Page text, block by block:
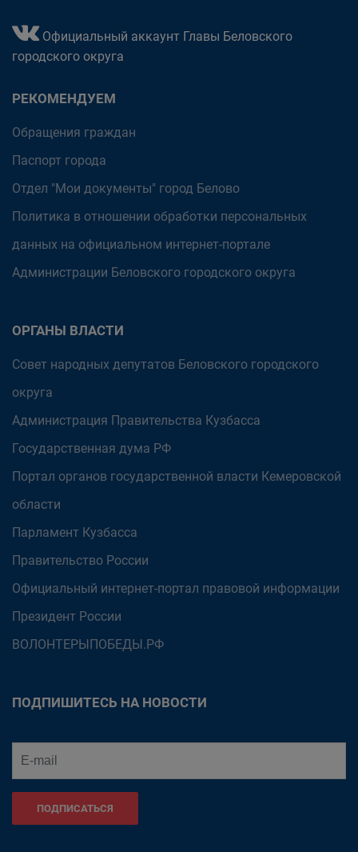
Официальный аккаунт Главы Беловского
городского округа
РЕКОМЕНДУЕМ
Обращения граждан
Паспорт города
Отдел "Мои документы" город Белово
Политика в отношении обработки персональных
данных на официальном интернет-портале
Администрации Беловского городского округа
ОРГАНЫ ВЛАСТИ
Совет народных депутатов Беловского городского
округа
Администрация Правительства Кузбасса
Государственная дума РФ
Портал органов государственной власти Кемеровской
области
Парламент Кузбасса
Правительство России
Официальный интернет-портал правовой информации
Президент России
ВОЛОНТЕРЫПОБЕДЫ.РФ
ПОДПИШИТЕСЬ НА НОВОСТИ
ПОДПИСАТЬСЯ